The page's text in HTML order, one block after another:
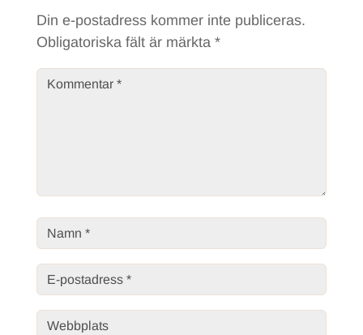
Din e-postadress kommer inte publiceras.
Obligatoriska fält är märkta *